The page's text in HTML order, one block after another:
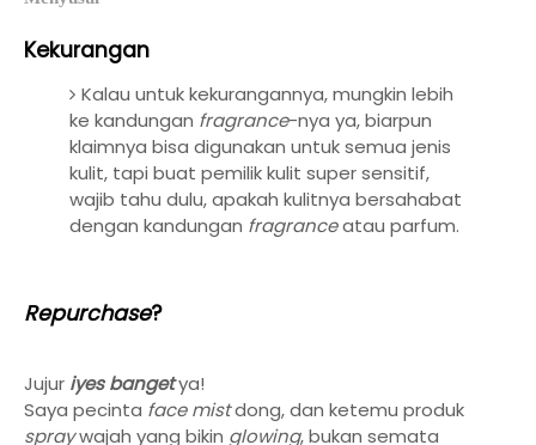
Kekurangan
Kalau untuk kekurangannya, mungkin lebih
ke kandungan fragrance-nya ya, biarpun
klaimnya bisa digunakan untuk semua jenis
kulit, tapi buat pemilik kulit super sensitif,
wajib tahu dulu, apakah kulitnya bersahabat
dengan kandungan fragranceatau parfum.
Repurchase?
Jujur iyes bangetya!
Saya pecinta face mistdong, dan ketemu produk
spraywajah yang bikin glowing, bukan semata